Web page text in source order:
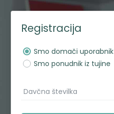
Registracija
Smo domači uporabnik
Smo ponudnik iz tujine